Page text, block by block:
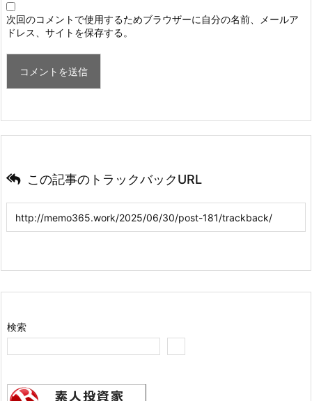
次回のコメントで使用するためブラウザーに自分の名前、メールア
ドレス、サイトを保存する。
この記事のトラックバックURL
検索